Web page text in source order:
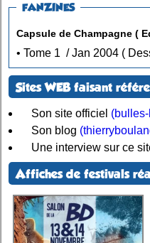
FANZINES
Capsule de Champagne (
• Tome 1 /
Sites WEB faisant
Son site officiel
Son blog
Une interview sur ce
Affiches de festivals